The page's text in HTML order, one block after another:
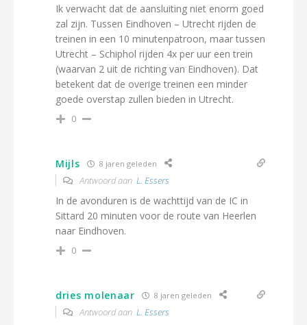
Ik verwacht dat de aansluiting niet enorm goed
zal zijn. Tussen Eindhoven – Utrecht rijden de
treinen in een 10 minutenpatroon, maar tussen
Utrecht – Schiphol rijden 4x per uur een trein
(waarvan 2 uit de richting van Eindhoven). Dat
betekent dat de overige treinen een minder
goede overstap zullen bieden in Utrecht.
0
Mijls 8 jaren geleden
Antwoord aan L. Essers
In de avonduren is de wachttijd van de IC in
Sittard 20 minuten voor de route van Heerlen
naar Eindhoven.
0
dries molenaar 8 jaren geleden
Antwoord aan L. Essers